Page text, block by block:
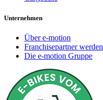
Unternehmen
Über e-motion
Franchisepartner werden
Die e-motion Gruppe